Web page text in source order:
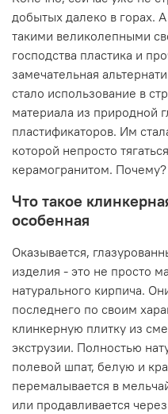
добытых далеко в горах.
такими великолепными
господства пластика и
замечательная
стало использование в
материала из природной
пластификаторов. Им
которой непросто
керамогранитом.
Что такое
особенная
Оказывается,
изделия - это не просто
натурального кирпича.
последнего по своим
клинкерную плитку из
экструзии. Полностью
полевой шпат, белую и
перемалывается в
или продавливается